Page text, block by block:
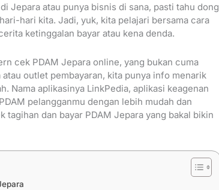
Jepara atau punya bisnis di sana, pasti tahu dong
hari kita. Jadi, yuk, kita pelajari bersama cara
ketinggalan bayar atau kena denda.
cek PDAM Jepara online, yang bukan cuma
outlet pembayaran, kita punya info menarik
Nama aplikasinya LinkPedia, aplikasi keagenan
pelangganmu dengan lebih mudah dan
dan bayar PDAM Jepara yang bakal bikin